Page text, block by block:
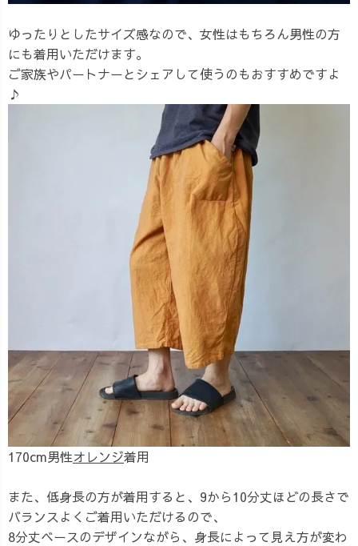
ゆったりとしたサイズ感なので、女性はもちろん男性の方
にも着用いただけます。
ご家族やパートナーとシェアして使うのもおすすめですよ
♪
170cm男性オレンジ着用
また、低身長の方が着用すると、9から10分丈ほどの長さで
バランスよくご着用いただけるので、
8分丈ベースのデザインながら、身長によって見え方が変わ